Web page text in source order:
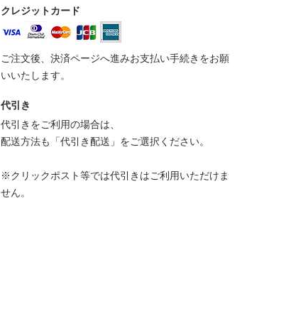
クレジットカード
ご注文後、決済ページへ進みお支払い手続きをお願
いいたします。
代引き
代引きをご利用の場合は、
配送方法も「代引き配送」をご選択ください。
※クリックポスト等では代引きはご利用いただけま
せん。